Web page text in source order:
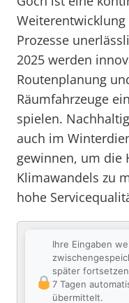
Prozesse
2025 werden
Routenplanung
Räumfahrzeuge
spielen.
auch im
gewinnen, um die
Klimawandels zu
hohe
Ihre Eingaben
später
7 Tagen
übermittelt.